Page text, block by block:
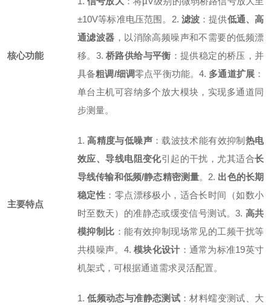
核心功能
±10V等标准电压范围。 2. 滤波 ：提供低通、高
通滤波器 ，以消除高频噪声和不需要的低频漂
移。 3.桥路供给与平衡 ：提供稳定的桥压，并
具备粗调/细调零点平衡功能。4. 多通道扩展 ：
单台主机可容纳多个放大模块，实现多通道同
步测量。
主要特点
1.高精度与低噪声：载波技术能有效抑制 热电
效应、导线电阻变化引起的干扰，尤其适合长
导线传输和低频/静态精密测量。 2. 出色的长期
稳定性 ：零点漂移极小，适合长时间（如数小
时至数天）的准静态或缓变信号测试。3. 高共
模抑制比 ：能有效抑制现场常见的工频干扰等
共模噪声。 4. 模块化设计 ：通常为标准19英寸
机架式，可根据通道需求灵活配置。
1.低频动态与准静态测试 ：材料蠕变测试、大